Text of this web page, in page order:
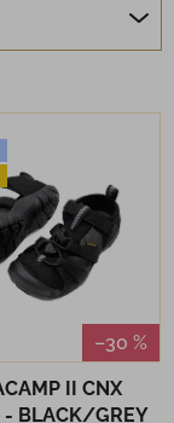
–30 %
II CNX
- BLACK/GREY